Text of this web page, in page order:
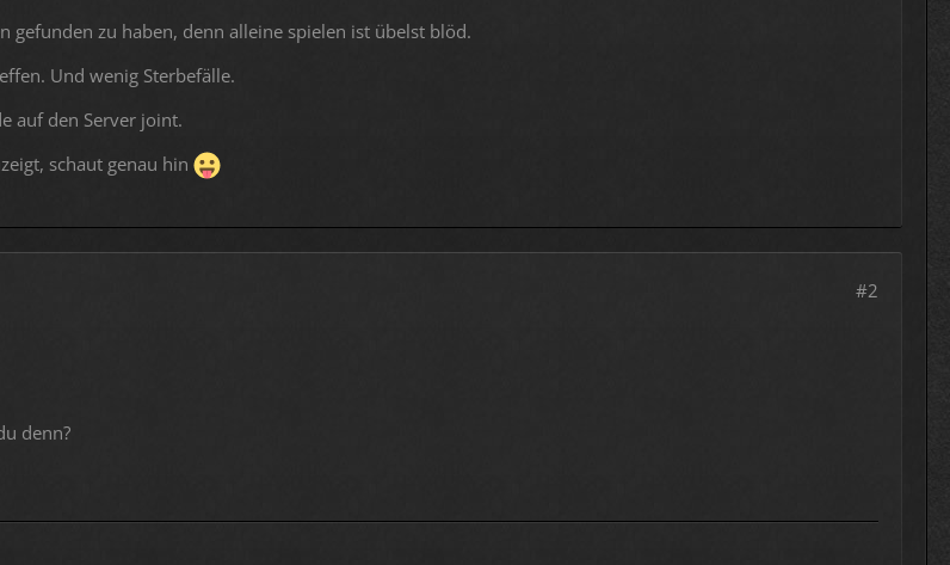
gefunden zu haben, denn alleine spielen ist übelst blöd.
Und wenig Sterbefälle.
auf den Server joint.
schaut genau hin
#2
denn?